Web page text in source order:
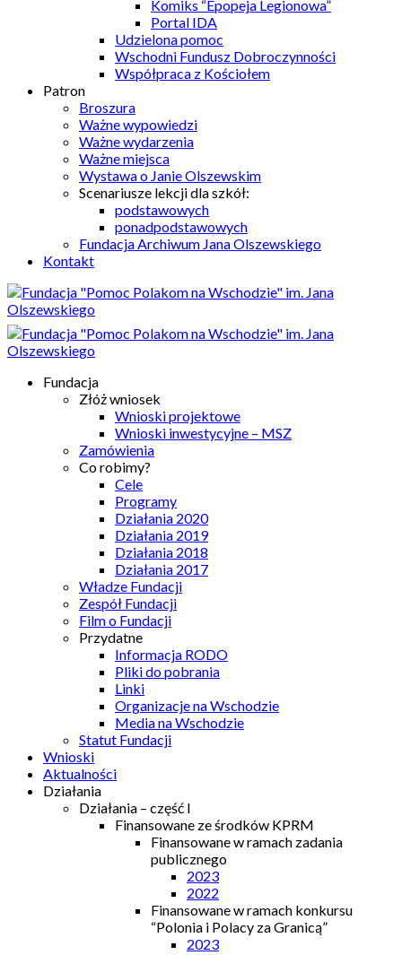
Komiks “Epopeja Legionowa”
Portal IDA
Udzielona pomoc
Wschodni Fundusz Dobroczynności
Współpraca z Kościołem
Patron
Broszura
Ważne wypowiedzi
Ważne wydarzenia
Ważne miejsca
Wystawa o Janie Olszewskim
Scenariusze lekcji dla szkół:
podstawowych
ponadpodstawowych
Fundacja Archiwum Jana Olszewskiego
Kontakt
Fundacja
Złóż wniosek
Wnioski projektowe
Wnioski inwestycyjne – MSZ
Zamówienia
Co robimy?
Cele
Programy
Działania 2020
Działania 2019
Działania 2018
Działania 2017
Władze Fundacji
Zespół Fundacji
Film o Fundacji
Przydatne
Informacja RODO
Pliki do pobrania
Linki
Organizacje na Wschodzie
Media na Wschodzie
Statut Fundacji
Wnioski
Aktualności
Działania
Działania – część I
Finansowane ze środków KPRM
Finansowane w ramach zadania
publicznego
2023
2022
Finansowane w ramach konkursu
“Polonia i Polacy za Granicą”
2023